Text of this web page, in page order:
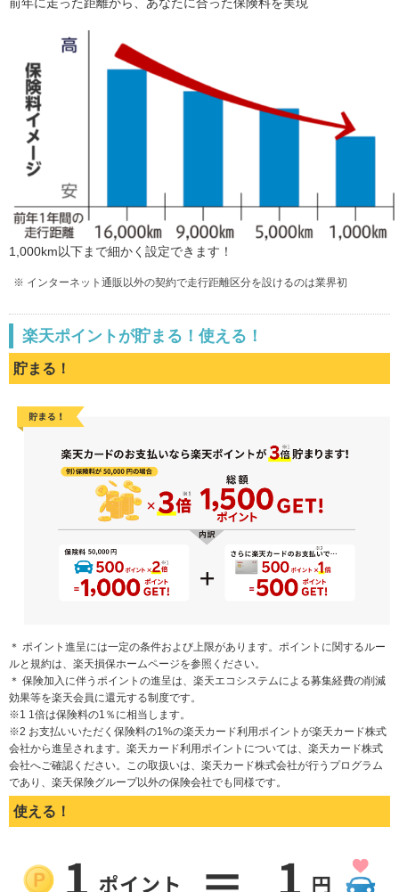
1,000km以下まで細かく設定できます！
※ インターネット通販以外の契約で走行距離区分を設けるのは業界初
楽天ポイントが貯まる！使える！
貯まる！
＊ ポイント進呈には一定の条件および上限があります。ポイントに関するルー
ルと規約は、楽天損保ホームページを参照ください。
＊ 保険加入に伴うポイントの進呈は、楽天エコシステムによる募集経費の削減
効果等を楽天会員に還元する制度です。
※1 1倍は保険料の1％に相当します。
※2 お支払いいただく保険料の1%の楽天カード利用ポイントが楽天カード株式
会社から進呈されます。楽天カード利用ポイントについては、楽天カード株式
会社へご確認ください。この取扱いは、楽天カード株式会社が行うプログラム
であり、楽天保険グループ以外の保険会社でも同様です。
使える！